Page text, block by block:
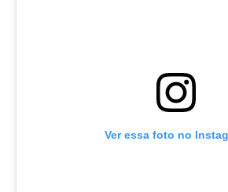
Ver essa foto no